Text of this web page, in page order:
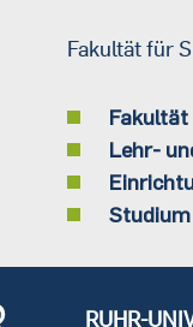
Fakultät für
Fakultät
Lehr-
Studium
RUHR-